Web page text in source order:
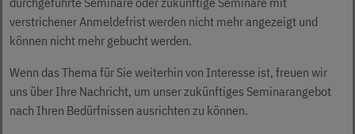
Präventionstheater
Kamishibai
Risikodrom Straßenunterhaltungsdienst
Jobs
ukbw.de
leichte Sprache
verstrichener Anmeldefrist werden nicht mehr angezeigt und
können nicht mehr gebucht werden.
Wenn das Thema für Sie weiterhin von Interesse ist, freuen wir
uns über Ihre Nachricht, um unser zukünftiges Seminarangebot
nach Ihren Bedürfnissen ausrichten zu können.